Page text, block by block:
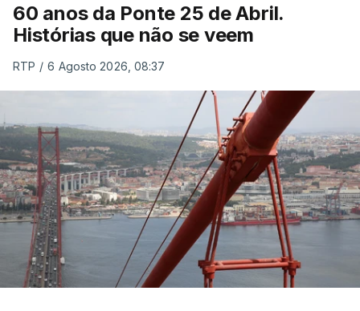
60 anos da Ponte 25 de Abril.
Histórias que não se veem
RTP / 6 Agosto 2026, 08:37